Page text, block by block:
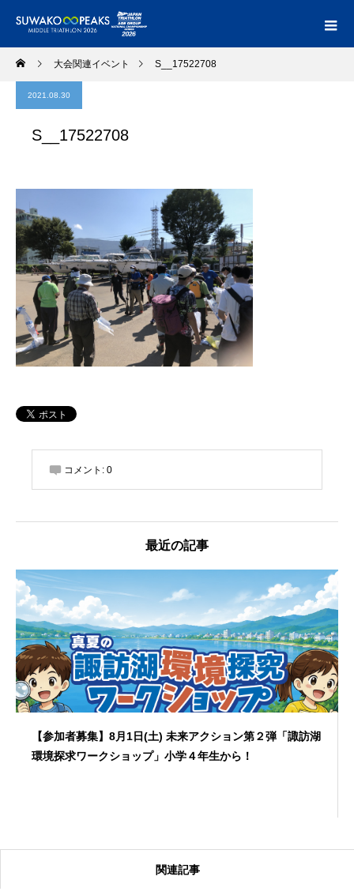
大会関連イベント S__17522708
2021.08.30
S__17522708
コメント: 0
最近の記事
【参加者募集】8月1日(土) 未来アクション第２弾「諏訪湖
環境探求ワークショップ」小学４年生から！
関連記事